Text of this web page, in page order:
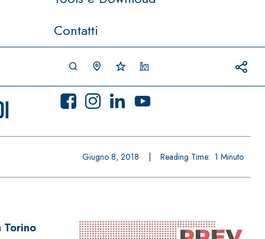
Contatti
Giugno 8, 2018 Reading Time: 1 Minuto
Torino